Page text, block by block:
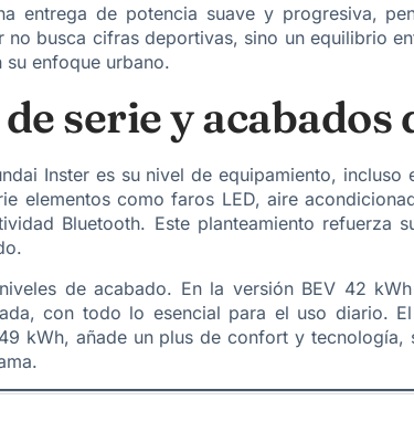
entrega de potencia suave y progresiva,
busca cifras deportivas, sino un equilibrio
enfoque urbano.
serie y acabados
Inster es su nivel de equipamiento, incluso
elementos como faros LED, aire
Bluetooth. Este planteamiento refuerza
de acabado. En la versión BEV 42
con todo lo esencial para el uso diario.
kWh, añade un plus de confort y tecnología,